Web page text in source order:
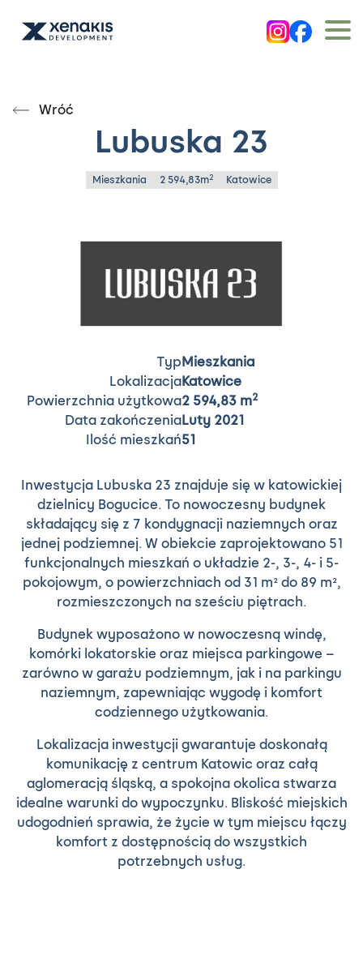
Wróć
Lubuska 23
Mieszkania 2 594,83m2 Katowice
TypMieszkania
LokalizacjaKatowice
Powierzchnia użytkowa2 594,83 m2
Data zakończeniaLuty 2021
Ilość mieszkań51
Inwestycja Lubuska 23 znajduje się w katowickiej
dzielnicy Bogucice. To nowoczesny budynek
składający się z 7 kondygnacji naziemnych oraz
jednej podziemnej. W obiekcie zaprojektowano 51
funkcjonalnych mieszkań o układzie 2-, 3-, 4- i 5-
pokojowym, o powierzchniach od 31 m² do 89 m²,
rozmieszczonych na sześciu piętrach.
Budynek wyposażono w nowoczesną windę,
komórki lokatorskie oraz miejsca parkingowe –
zarówno w garażu podziemnym, jak i na parkingu
naziemnym, zapewniając wygodę i komfort
codziennego użytkowania.
Lokalizacja inwestycji gwarantuje doskonałą
komunikację z centrum Katowic oraz całą
aglomeracją śląską, a spokojna okolica stwarza
idealne warunki do wypoczynku. Bliskość miejskich
udogodnień sprawia, że życie w tym miejscu łączy
komfort z dostępnością do wszystkich
potrzebnych usług.